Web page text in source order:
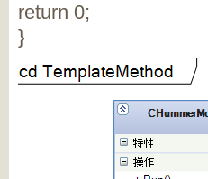
return 0;
}